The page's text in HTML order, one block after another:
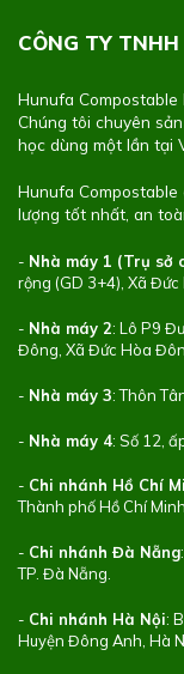
CÔNG TY
Hunufa
Chúng tôi chuyên
học dùng một lần tại
Hunufa
lượng tốt nhất, an
- Nhà máy 1 (Trụ sở
rộng (GD 3+4), Xã
- Nhà máy 2: Lô P9
Đông, Xã Đức Hòa
- Nhà máy 3: Thôn
- Nhà máy 4: Số 12,
- Chi nhánh Hồ Chí
Thành phố Hồ Chí
- Chi nhánh Đà Nẵng
TP. Đà Nẵng.
- Chi nhánh Hà Nội:
Huyện Đông Anh, Hà